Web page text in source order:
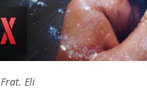
Frat. Eli